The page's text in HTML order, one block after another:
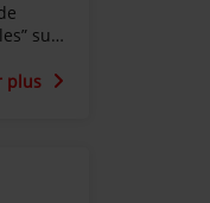
sur
plus